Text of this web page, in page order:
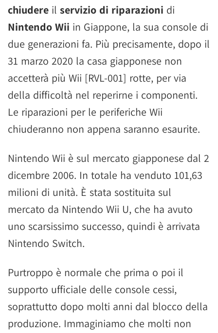
chiudere il servizio di riparazioni di
Nintendo Wii in Giappone, la sua console di
due generazioni fa. Più precisamente, dopo il
31 marzo 2020 la casa giapponese non
accetterà più Wii [RVL-001] rotte, per via
della difficoltà nel reperirne i componenti.
Le riparazioni per le periferiche Wii
chiuderanno non appena saranno esaurite.
Nintendo Wii è sul mercato giapponese dal 2
dicembre 2006. In totale ha venduto 101,63
milioni di unità. È stata sostituita sul
mercato da Nintendo Wii U, che ha avuto
uno scarsissimo successo, quindi è arrivata
Nintendo Switch.
Purtroppo è normale che prima o poi il
supporto ufficiale delle console cessi,
soprattutto dopo molti anni dal blocco della
produzione. Immaginiamo che molti non